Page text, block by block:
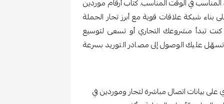
في الوقت المناسب. كتاب أرقام موردين
شبكة علاقات قوية مع أبرز تجار الجملة
تبدأ مشروعك التجاري أو تسعى لتوسيع
عليك الوصول إلى مصادر التوريد بسرعة
بيانات اتصال مباشرة لتجار وموردين في